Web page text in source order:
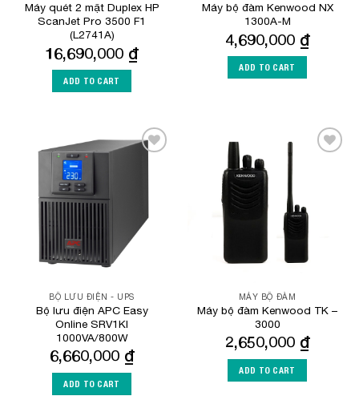
Máy quét 2 mặt Duplex HP
ScanJet Pro 3500 F1
(L2741A)
16,690,000 ₫
ADD TO CART
Máy bộ đàm Kenwood NX
1300A-M
4,690,000 ₫
ADD TO CART
BỘ LƯU ĐIỆN - UPS
Bộ lưu điện APC Easy
Online SRV1KI
1000VA/800W
6,660,000 ₫
ADD TO CART
MÁY BỘ ĐÀM
Máy bộ đàm Kenwood TK –
3000
2,650,000 ₫
ADD TO CART